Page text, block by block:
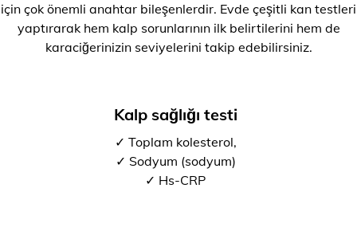
için çok önemli anahtar bileşenlerdir. Evde çeşitli kan testleri
yaptırarak hem kalp sorunlarının ilk belirtilerini hem de
karaciğerinizin seviyelerini takip edebilirsiniz.
Kalp sağlığı testi
✓ Toplam kolesterol,
✓ Sodyum (sodyum)
✓ Hs-CRP